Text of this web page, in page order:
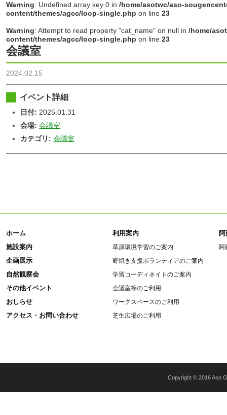
Warning: Undefined array key 0 in /home/asotwc/aso-
content/themes/agcc/loop-single.php on line 23
Warning: Attempt to read property "cat_name" on null in /home/
content/themes/agcc/loop-single.php on line 23
会議室
2024.02.15
イベント詳細
日付: 2025.01.31
会場: 会議室
カテゴリ: 会議室
ホーム
施設案内
企画展示
自然観察会
その他イベント
おしらせ
アクセス・お問い合わせ
利用案内
草原環境学習のご案内
野焼き支援ボランティアのご案内
学習コーディネイトのご案内
会議室等のご利用
ワークスペースのご利用
芝生広場のご利用
阿
Copyright © 2016 Aso